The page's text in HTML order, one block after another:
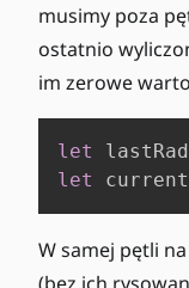
musimy poza
ostatnio
im zerowe
let
let
W samej pętli
(bez ich